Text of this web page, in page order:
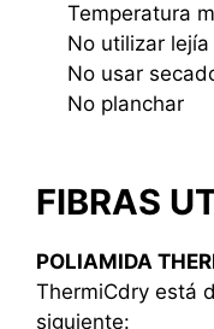
Temperatura
No utilizar lejía
No usar
No planchar
FIBRAS
POLIAMIDA
ThermiCdry está
siguiente: